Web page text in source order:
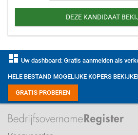
DEZE KANDIDAAT
dashboard Uw dashboard: Gratis aanmelden als
HELE BESTAND MOGELIJKE KOPERS
GRATIS PROBEREN